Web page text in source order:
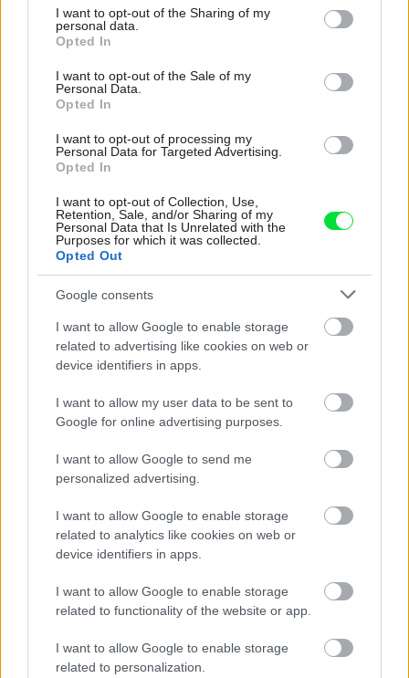
not limited to your visit or usage behaviour. You may click to
grant or deny consent to Google and its third-party tags to
use your data for below specified purposes in below Google
consent section.
I want to opt-out of the Sharing of my
personal data.
Opted In
I want to opt-out of the Sale of my
Personal Data.
Opted In
I want to opt-out of processing my
Personal Data for Targeted Advertising.
Opted In
I want to opt-out of Collection, Use,
Retention, Sale, and/or Sharing of my
Personal Data that Is Unrelated with the
Purposes for which it was collected.
Opted Out
Google consents
I want to allow Google to enable storage
related to advertising like cookies on web or
device identifiers in apps.
I want to allow my user data to be sent to
Google for online advertising purposes.
I want to allow Google to send me
personalized advertising.
I want to allow Google to enable storage
related to analytics like cookies on web or
device identifiers in apps.
I want to allow Google to enable storage
related to functionality of the website or app.
I want to allow Google to enable storage
related to personalization.
keď výrobca dovoľuje pranie vankúša v práčke,
perte ho samostatne
keď sa začnú objavovať na vašom vankúši
neodstrániteľné škvrny, napríklad od potu,
4
Zdroj: PR článok biano.sk
Kategória: Spálňa
Tagy: posteľ vankúše